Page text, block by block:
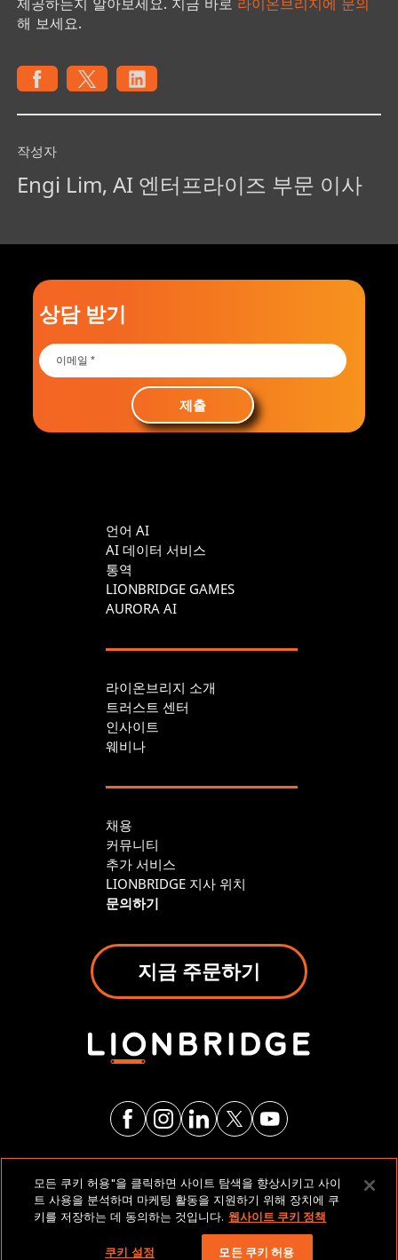
해 보세요.
작성자
Engi Lim, AI 엔터프라이즈 부문 이사
상담 받기
제출
언어 AI
AI 데이터 서비스
통역
LIONBRIDGE GAMES
AURORA AI
라이온브리지 소개
트러스트 센터
인사이트
웨비나
채용
커뮤니티
추가 서비스
LIONBRIDGE 지사 위치
문의하기
지금 주문하기
법적 고지 및 정책
저작권 2026 Lionbridge Technologies, LLC. 모든 권리
보유.
모든 쿠키 허용"을 클릭하면 사이트 탐색을 향상시키고 사이
트 사용을 분석하며 마케팅 활동을 지원하기 위해 장치에 쿠
키를 저장하는 데 동의하는 것입니다. 웹사이트 쿠키 정책
쿠키 설정 모든 쿠키 허용